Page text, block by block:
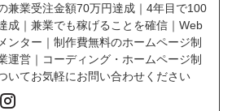
兼業受注金額70万円達成｜4年目で100
成｜兼業でも稼げることを確信｜Web
ンター｜制作費無料のホームページ制
運営｜コーディング・ホームページ制
いてお気軽にお問い合わせください